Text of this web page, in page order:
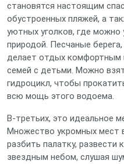
становятся настоящим
обустроенных пляжей, а
уютных уголков, где можно
природой. Песчаные
делает отдых комфортным
семей с детьми. Можно
гидроцикл, чтобы
всю мощь этого водоема.
В-третьих, это идеальное
Множество укромных мест
разбить палатку, развести
звездным небом, слушая